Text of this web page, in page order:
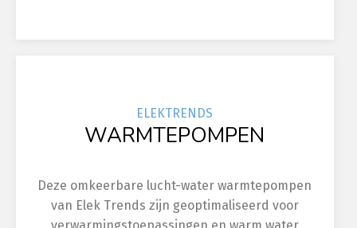
ELEKTRENDS
WARMTEPOMPEN
Deze omkeerbare lucht-water warmtepompen
van Elek Trends zijn geoptimaliseerd voor